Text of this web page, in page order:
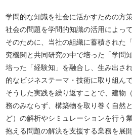
学問的な知識を社会に活かすための方策
社会の問題を学問的知識の活用によって
そのために、当社の組織に蓄積された
究機関と共同研究の中で培った「学問
培った「経験知」を融合し、生み出さ
的なビジネステーマ・技術に取り組ん
そうした実践を繰り返すことで、建物
務のみならず、構築物を取り巻く自然
ど）の解析やシミュレーションを行う
抱える問題の解決を支援する業務を展